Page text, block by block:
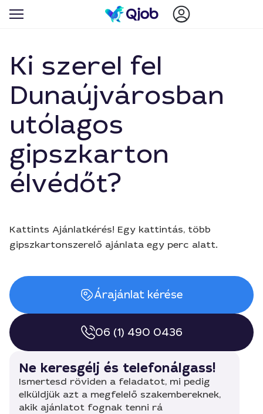
Ki szerel fel
Dunaújvárosban
utólagos
gipszkarton
élvédőt?
Kattints Ajánlatkérés! Egy kattintás, több
gipszkartonszerelő ajánlata egy perc alatt.
Árajánlat kérése
06 (1) 490 0436
Ne keresgélj és telefonálgass!
Ismertesd röviden a feladatot, mi pedig
elküldjük azt a megfelelő szakembereknek,
akik ajánlatot fognak tenni rá